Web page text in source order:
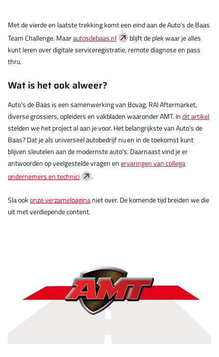
Met de vierde en laatste trekking komt een eind aan de Auto’s de Baas
Team Challenge. Maarautosdebaas.nl
blijft de plek waar je alles
kunt leren over digitale serviceregistratie, remote diagnose en pass
thru.
Wat is het ook alweer?
Auto's de Baas is een samenwerking van Bovag, RAI Aftermarket,
diverse grossiers, opleiders en vakbladen waaronder AMT. Indit artikel
stelden we het project al aan je voor. Het belangrijkste van Auto's de
Baas? Dat je als universeel autobedrijf nu en in de toekomst kunt
blijven sleutelen aan de modernste auto's. Daarnaast vind je er
antwoorden op veelgestelde vragen enervaringen van collega
ondernemers en technici
.
Sla ookonze verzamelpaginaniet over. De komende tijd breiden we die
uit met verdiepende content.